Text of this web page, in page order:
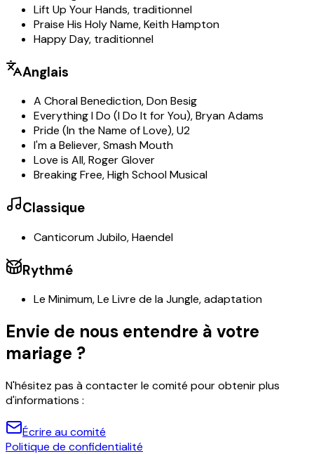
Lift Up Your Hands, traditionnel
Praise His Holy Name,Keith Hampton
Happy Day, traditionnel
Anglais
A Choral Benediction,Don Besig
Everything I Do (I Do It for You),Bryan Adams
Pride (In the Name of Love),U2
I'm a Believer,Smash Mouth
Love is All,Roger Glover
Breaking Free,High School Musical
Classique
Canticorum Jubilo,Haendel
Rythmé
Le Minimum,Le Livre de la Jungle, adaptation
Envie de nous entendre à votre
mariage ?
N'hésitez pas à contacter le comité pour obtenir plus
d'informations :
Écrire au comité
Politique de confidentialité